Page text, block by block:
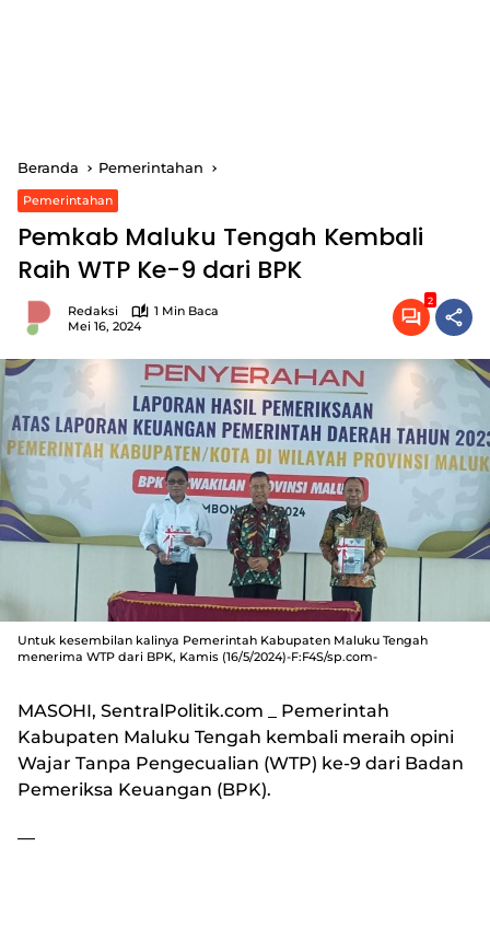
Beranda Pemerintahan
Pemerintahan
Pemkab Maluku Tengah Kembali
Raih WTP Ke-9 dari BPK
Redaksi
1 Min Baca
Mei 16, 2024
2
Untuk kesembilan kalinya Pemerintah Kabupaten Maluku Tengah
menerima WTP dari BPK, Kamis (16/5/2024)-F:F4S/sp.com-
MASOHI, SentralPolitik.com _ Pemerintah
Kabupaten Maluku Tengah kembali meraih opini
Wajar Tanpa Pengecualian (WTP) ke-9 dari Badan
Pemeriksa Keuangan (BPK).
—